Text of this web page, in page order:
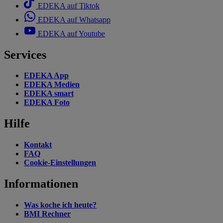
EDEKA auf Tiktok
EDEKA auf Whatsapp
EDEKA auf Youtube
Services
EDEKA App
EDEKA Medien
EDEKA smart
EDEKA Foto
Hilfe
Kontakt
FAQ
Cookie-Einstellungen
Informationen
Was koche ich heute?
BMI Rechner